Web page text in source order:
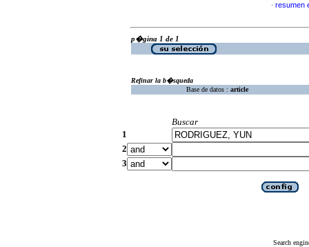
· resumen
p�gina 1 de 1
Refinar la b�squeda
Base de datos : article
Buscar
1
2
3
Search